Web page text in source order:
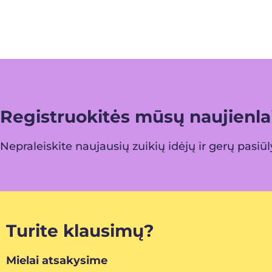
Registruokitės mūsų
Nepraleiskite naujausių zuikių idėjų ir gerų
Turite klausimų?
Mielai atsakysime